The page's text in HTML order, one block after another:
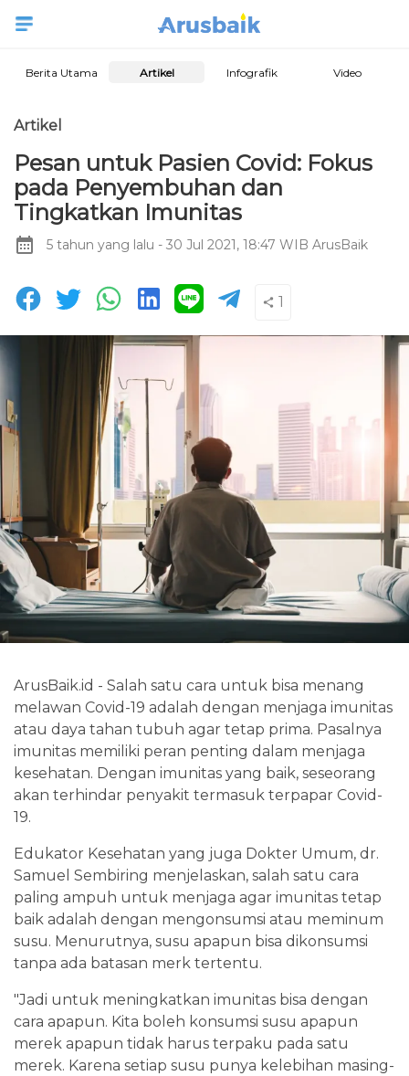
Berita Utama Artikel Infografik Video
Artikel
Pesan untuk Pasien Covid: Fokus
pada Penyembuhan dan
Tingkatkan Imunitas
5 tahun yang lalu - 30 Jul 2021, 18:47 WIB ArusBaik
1
ArusBaik.id - Salah satu cara untuk bisa menang
melawan Covid-19 adalah dengan menjaga imunitas
atau daya tahan tubuh agar tetap prima. Pasalnya
imunitas memiliki peran penting dalam menjaga
kesehatan. Dengan imunitas yang baik, seseorang
akan terhindar penyakit termasuk terpapar Covid-
19.
Edukator Kesehatan yang juga Dokter Umum, dr.
Samuel Sembiring menjelaskan, salah satu cara
paling ampuh untuk menjaga agar imunitas tetap
baik adalah dengan mengonsumsi atau meminum
susu. Menurutnya, susu apapun bisa dikonsumsi
tanpa ada batasan merk tertentu.
"Jadi untuk meningkatkan imunitas bisa dengan
cara apapun. Kita boleh konsumsi susu apapun
merek apapun tidak harus terpaku pada satu
merek. Karena setiap susu punya kelebihan masing-